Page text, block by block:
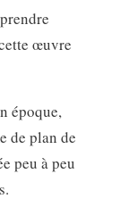
œuvre
époque,
de plan de
peu à peu